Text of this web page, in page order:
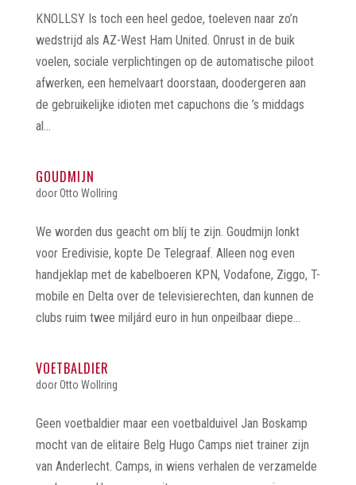
KNOLLSY Is toch een heel gedoe, toeleven naar zo’n
wedstrijd als AZ-West Ham United. Onrust in de buik
voelen, sociale verplichtingen op de automatische piloot
afwerken, een hemelvaart doorstaan, doodergeren aan
de gebruikelijke idioten met capuchons die ’s middags
al...
GOUDMIJN
doorOtto Wollring
We worden dus geacht om blíj te zijn. Goudmijn lonkt
voor Eredivisie, kopte De Telegraaf. Alleen nog even
handjeklap met de kabelboeren KPN, Vodafone, Ziggo, T-
mobile en Delta over de televisierechten, dan kunnen de
clubs ruim twee miljárd euro in hun onpeilbaar diepe...
VOETBALDIER
doorOtto Wollring
Geen voetbaldier maar een voetbalduivel Jan Boskamp
mocht van de elitaire Belg Hugo Camps niet trainer zijn
van Anderlecht. Camps, in wiens verhalen de verzamelde